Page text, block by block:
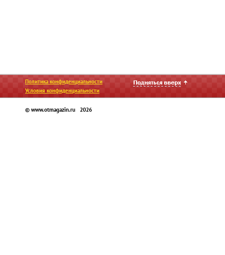
Политика конфиденциальности
Условия конфиденциальности
© www.otmagazin.ru 2026